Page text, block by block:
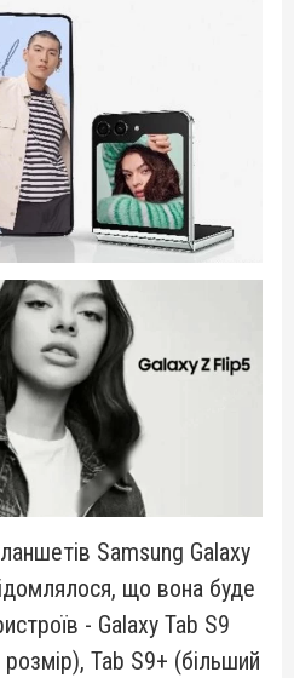
Samsung Galaxy
що вона буде
- Galaxy Tab S9
Tab S9+ (більший